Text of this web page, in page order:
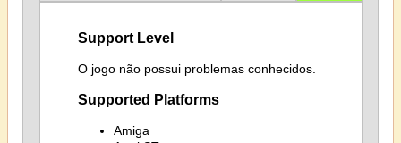
Support Level
O jogo não possui problemas conhecidos.
Supported Platforms
Amiga